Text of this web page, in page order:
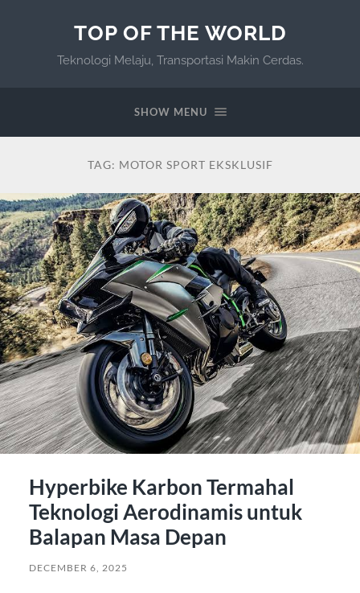
TOP OF THE WORLD
Teknologi Melaju, Transportasi Makin Cerdas.
SHOW MENU
TAG: MOTOR SPORT EKSKLUSIF
Hyperbike Karbon Termahal
Teknologi Aerodinamis untuk
Balapan Masa Depan
DECEMBER 6, 2025